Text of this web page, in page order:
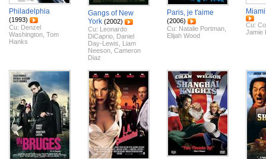
Philadelphia
(1993)
Cu: Denzel
Washington Tom
Hanks
Gangs of New
York (2002)
Cu: Leonardo
DiCaprio Daniel
Day-Lewis
Liam
Neeson Cameron
Diaz
Paris, je t'aime
(2006)
Cu: Natalie Portman
Elijah Wood
Cu:
Jamie